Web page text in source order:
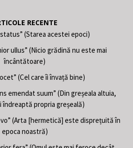
RECENTE
(Starea acestei epoci)
ullus” (Nicio grădină nu este mai
încântătoare)
(Cel care îi învață bine)
emendat suum” (Din greșeala altuia,
îndreaptă propria greșeală)
(Arta [hermetică] este disprețuită în
epoca noastră)